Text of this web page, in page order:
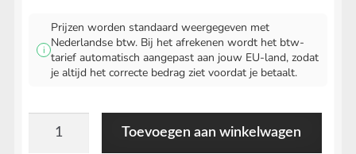
i
Prijzen worden standaard weergegeven met
Nederlandse btw. Bij het afrekenen wordt het btw-
tarief automatisch aangepast aan jouw EU-land, zodat
je altijd het correcte bedrag ziet voordat je betaalt.
Passion
Toevoegen aan winkelwagen